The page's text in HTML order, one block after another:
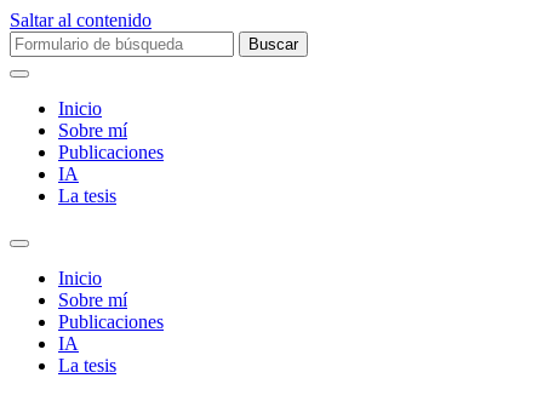
Saltar al contenido
Buscar:
Inicio
Sobre mí­
Publicaciones
IA
La tesis
Alternar
campo
búsqueda
Inicio
Sobre mí­
Publicaciones
IA
La tesis